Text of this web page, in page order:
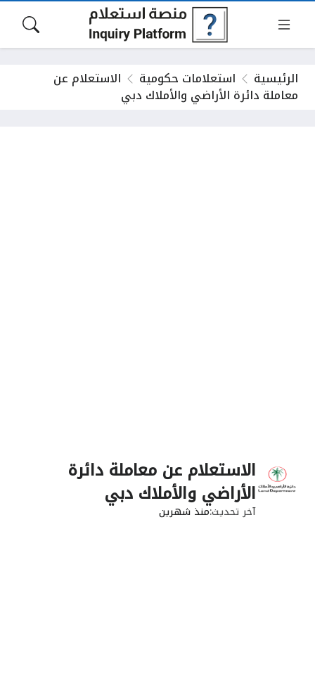
الرئيسية استعلامات حكومية الاستعلام عن
معاملة دائرة الأراضي والأملاك دبي
الاستعلام عن معاملة دائرة
الأراضي والأملاك دبي
آخر تحديثمنذ شهرين